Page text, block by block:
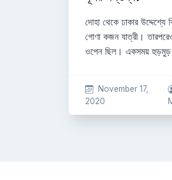
দোহা থেকে ঢাকার উদ্দেশ্যে
গোণা কজন যাত্রী।
ওপেন ছিল। একসময়
November 17,
2020